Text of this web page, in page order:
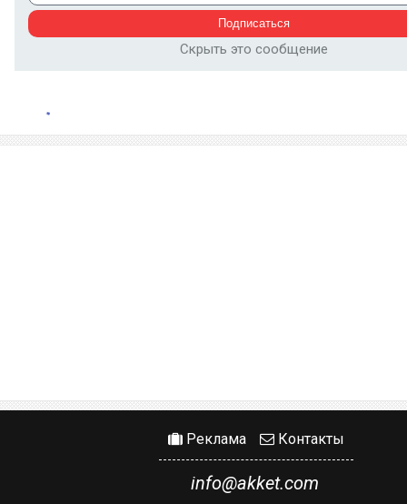
Скрыть это сообщение
Реклама Контакты
info@akket.com